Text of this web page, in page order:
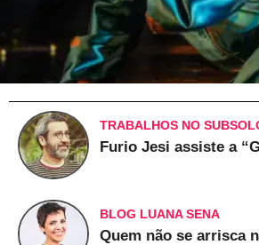
TRABALHOS NO
Furio Jesi assiste a
BLOG LUANA SENA
Quem não se arrisca